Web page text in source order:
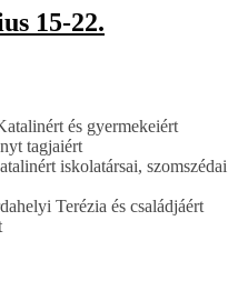
15-22.
és gyermekeiért
tagjaiért
iskolatársai, szomszédai
Terézia és családjáért